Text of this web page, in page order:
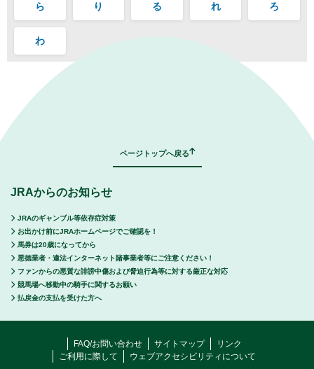
ら り る れ ろ
わ
ページトップへ戻る
JRAからのお知らせ
JRAのギャンブル等依存症対策
お出かけ前にJRAホームページでご確認を！
馬券は20歳になってから
悪徳業者・違法インターネット賭事業者等にご注意ください！
ファンからの悪質な誹謗中傷および脅迫行為等に対する厳正な対応
競馬場へ移動中の騎手に関するお願い
払戻金の支払を受けた方へ
FAQ/お問い合わせ サイトマップ
リンク
ご利用に際して
ウェブアクセシビリティについて